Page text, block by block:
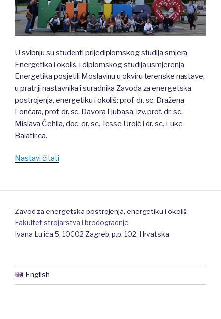
U svibnju su studenti prijediplomskog studija smjera
Energetika i okoliš, i diplomskog studija usmjerenja
Energetika posjetili Moslavinu u okviru terenske nastave,
u pratnji nastavnika i suradnika Zavoda za energetska
postrojenja, energetiku i okoliš: prof. dr. sc. Dražena
Lončara, prof. dr. sc. Davora Ljubasa, izv. prof. dr. sc.
Mislava Čehila, doc. dr. sc. Tesse Uroić i dr. sc. Luke
Balatinca.
Nastavi čitati
nastavi
Moslavini”
Zavod za energetska postrojenja, energetiku i okoliš
Fakultet strojarstva i brodogradnje
Ivana Lu ića 5, 10002 Zagreb, p.p. 102, Hrvatska
English